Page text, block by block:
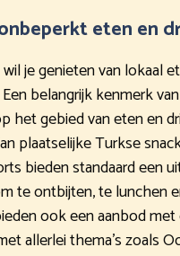
eten en
je genieten van lokaal
belangrijk kenmerk
het gebied van eten en
plaatselijke Turkse
bieden standaard een
te ontbijten, te lunchen
ook een aanbod met
allerlei thema’s zoals